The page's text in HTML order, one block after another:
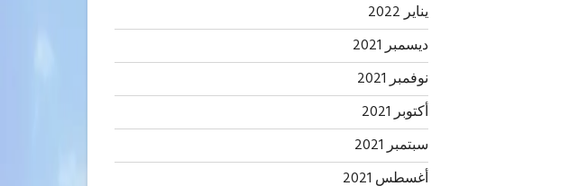
يناير 2022
ديسمبر 2021
نوفمبر 2021
أكتوبر 2021
سبتمبر 2021
أغسطس 2021